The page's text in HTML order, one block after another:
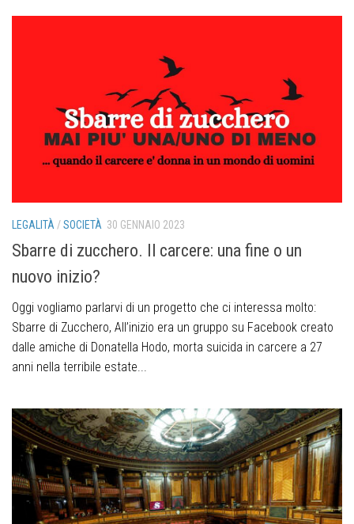
LEGALITÀ /SOCIETÀ 30 GENNAIO 2023
Sbarre di zucchero. Il carcere: una fine o un
nuovo inizio?
Oggi vogliamo parlarvi di un progetto che ci interessa molto:
Sbarre di Zucchero, All’inizio era un gruppo su Facebook creato
dalle amiche di Donatella Hodo, morta suicida in carcere a 27
anni nella terribile estate...